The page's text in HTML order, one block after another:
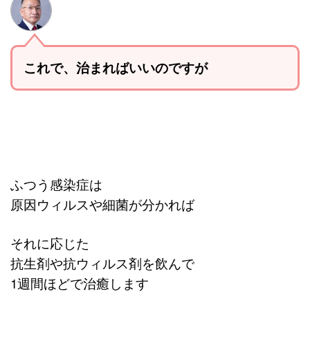
これで、 治まればいいのですが
ふつう感染症は
原因ウィルスや細菌が分かれば
それに応じた
抗生剤や抗ウィルス剤を飲んで
1週間ほどで治癒します